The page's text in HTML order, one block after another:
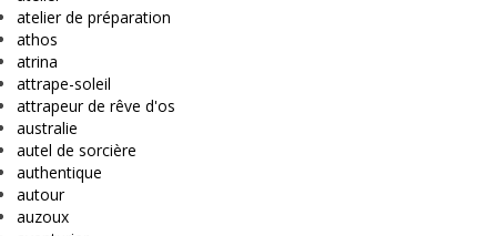
atelier de préparation
athos
atrina
attrape-soleil
attrapeur de rêve d'os
australie
autel de sorcière
authentique
autour
auzoux